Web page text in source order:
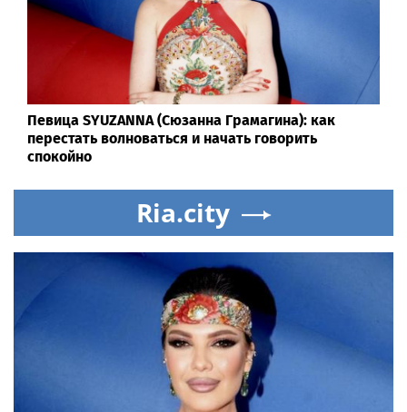
Певица SYUZANNA (Сюзанна Грамагина): как
перестать волноваться и начать говорить
спокойно
Ria.city